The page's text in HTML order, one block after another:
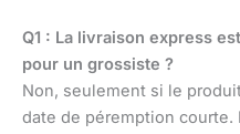
Q1 : La livraison express
pour un grossiste ?
Non, seulement si le
date de péremption courte.